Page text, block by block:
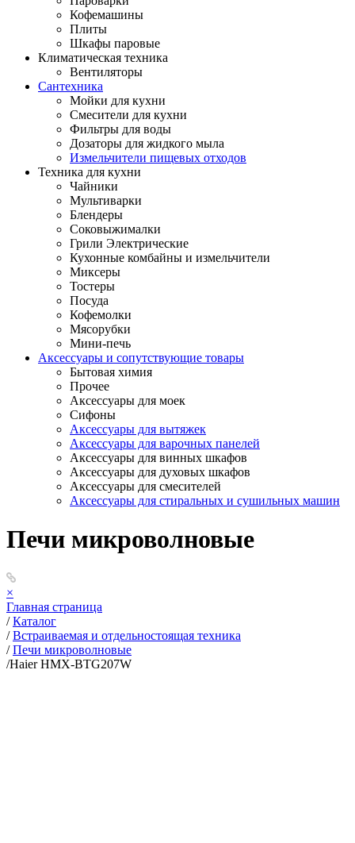
Кофемашины
Плиты
Шкафы паровые
Климатическая техника
Вентиляторы
Сантехника
Мойки для кухни
Смесители для кухни
Фильтры для воды
Дозаторы для жидкого мыла
Измельчители пищевых отходов
Техника для кухни
Чайники
Мультиварки
Блендеры
Соковыжималки
Грили Электрические
Кухонные комбайны и измельчители
Миксеры
Тостеры
Посуда
Кофемолки
Мясорубки
Мини-печь
Аксессуары и сопутствующие товары
Бытовая химия
Прочее
Аксессуары для моек
Сифоны
Аксессуары для вытяжек
Аксессуары для варочных панелей
Аксессуары для винных шкафов
Аксессуары для духовых шкафов
Аксессуары для смесителей
Аксессуары для стиральных и сушильных машин
Печи микроволновые
×
Главная страница
/ Каталог
/ Встраиваемая и отдельностоящая техника
/ Печи микроволновые
/Haier HMX-BTG207W